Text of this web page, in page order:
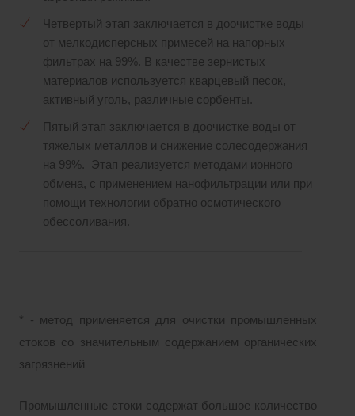
Четвертый этап заключается в доочистке воды
от мелкодисперсных примесей на напорных
фильтрах на 99%. В качестве зернистых
материалов используется кварцевый песок,
активный уголь, различные сорбенты.
Пятый этап заключается в доочистке воды от
тяжелых металлов и снижение солесодержания
на 99%. Этап реализуется методами ионного
обмена, с применением нанофильтрации или при
помощи технологии обратно осмотического
обессоливания.
* - метод применяется для очистки промышленных
стоков со значительным содержанием органических
загрязнений
Промышленные стоки содержат большое количество